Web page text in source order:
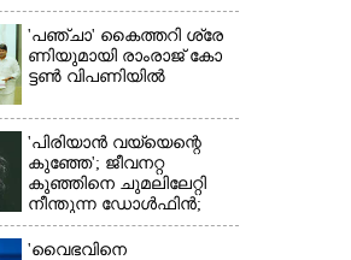
നിരാശനാകുമെന്ന്
ദേവേന്ദ്ര ഫഡ്നാവിസ്
'​പ​ഞ്ചാ​'​ ​കൈ​ത്ത​റി​ ​ശ്രേ​
ണി​യു​മാ​യി​ ​രാം​രാ​ജ് ​കോ​
ട്ടൺ വിപണിയിൽ
'പിരിയാൻ വയ്യെന്റെ
കുഞ്ഞേ'; ജീവനറ്റ
കുഞ്ഞിനെ ചുമലിലേറ്റി
നീന്തുന്ന ഡോൾഫിൻ;
കടലിലെ വൈകാരിക
നിമിഷങ്ങൾ
'വൈഭവിനെ